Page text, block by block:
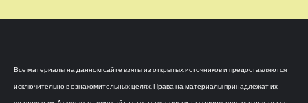
Все материалы на данном сайте взяты из открытых источников и предоставляются
исключительно в ознакомительных целях. Права на материалы принадлежат их